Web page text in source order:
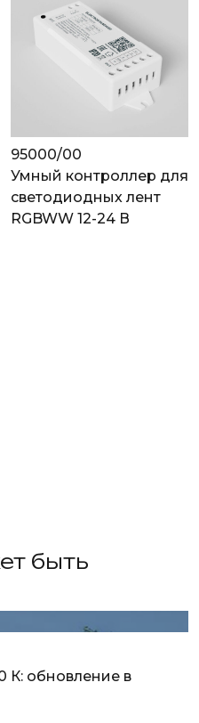
95000/00
Умный контроллер для
светодиодных лент
RGBWW 12-24 В
быть
К: обновление в